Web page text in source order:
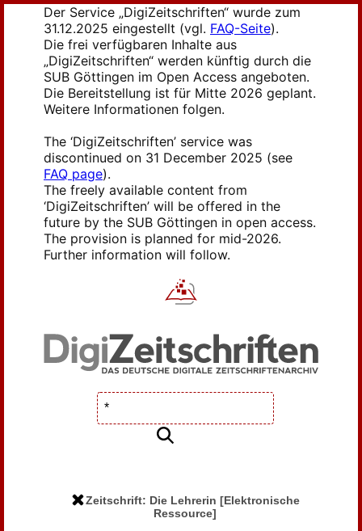
Der Service „DigiZeitschriften“ wurde zum
31.12.2025 eingestellt (vgl. FAQ-Seite).
Die frei verfügbaren Inhalte aus
„DigiZeitschriften“ werden künftig durch die
SUB Göttingen im Open Access angeboten.
Die Bereitstellung ist für Mitte 2026 geplant.
Weitere Informationen folgen.
The ‘DigiZeitschriften’ service was
discontinued on 31 December 2025 (see
FAQ page).
The freely available content from
‘DigiZeitschriften’ will be offered in the
future by the SUB Göttingen in open access.
The provision is planned for mid-2026.
Further information will follow.
Zeitschrift: Die Lehrerin [Elektronische
Ressource]